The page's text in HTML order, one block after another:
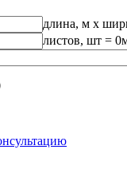
длина, м x
листов, шт = 0